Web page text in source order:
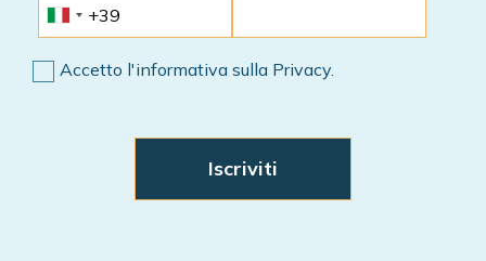
Accetto l'informativa sulla Privacy.